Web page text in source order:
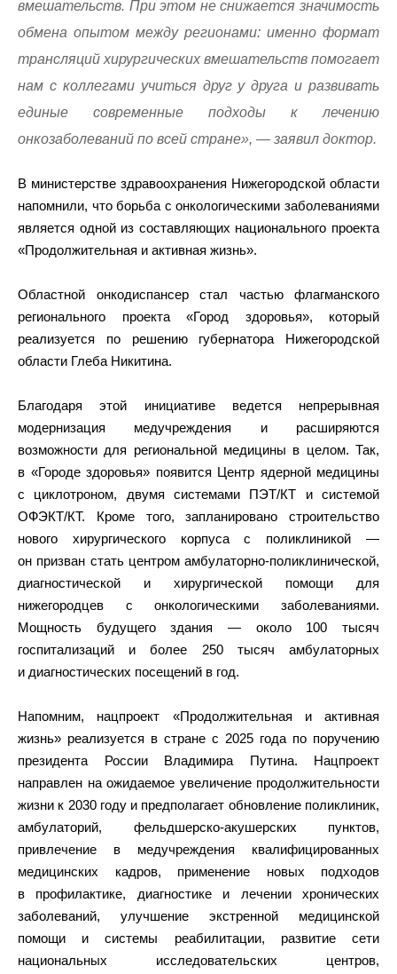
вмешательств. При этом не снижается значимость
обмена опытом между регионами: именно формат
трансляций хирургических вмешательств помогает
нам с коллегами учиться друг у друга и развивать
единые современные подходы к лечению
онкозаболеваний по всей стране», — заявил доктор.
В министерстве здравоохранения Нижегородской области
напомнили, что борьба с онкологическими заболеваниями
является одной из составляющих национального проекта
«Продолжительная и активная жизнь».
Областной онкодиспансер стал частью флагманского
регионального проекта «Город здоровья», который
реализуется по решению губернатора Нижегородской
области Глеба Никитина.
Благодаря этой инициативе ведется непрерывная
модернизация медучреждения и расширяются
возможности для региональной медицины в целом. Так,
в «Городе здоровья» появится Центр ядерной медицины
с циклотроном, двумя системами ПЭТ/КТ и системой
ОФЭКТ/КТ. Кроме того, запланировано строительство
нового хирургического корпуса с поликлиникой —
он призван стать центром амбулаторно-поликлинической,
диагностической и хирургической помощи для
нижегородцев с онкологическими заболеваниями.
Мощность будущего здания — около 100 тысяч
госпитализаций и более 250 тысяч амбулаторных
и диагностических посещений в год.
Напомним, нацпроект «Продолжительная и активная
жизнь» реализуется в стране с 2025 года по поручению
президента России Владимира Путина. Нацпроект
направлен на ожидаемое увеличение продолжительности
жизни к 2030 году и предполагает обновление поликлиник,
амбулаторий, фельдшерско-акушерских пунктов,
привлечение в медучреждения квалифицированных
медицинских кадров, применение новых подходов
в профилактике, диагностике и лечении хронических
заболеваний, улучшение экстренной медицинской
помощи и системы реабилитации, развитие сети
национальных исследовательских центров,